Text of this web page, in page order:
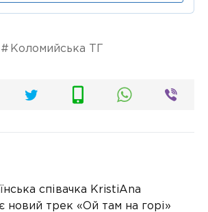
Коломийська ТГ
співачка KristiAna
новий трек «Ой там на горі»